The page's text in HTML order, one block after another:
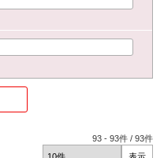
93 -93件 /93件